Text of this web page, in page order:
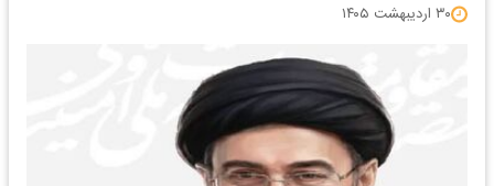
۳۰ اردیبهشت ۱۴۰۵